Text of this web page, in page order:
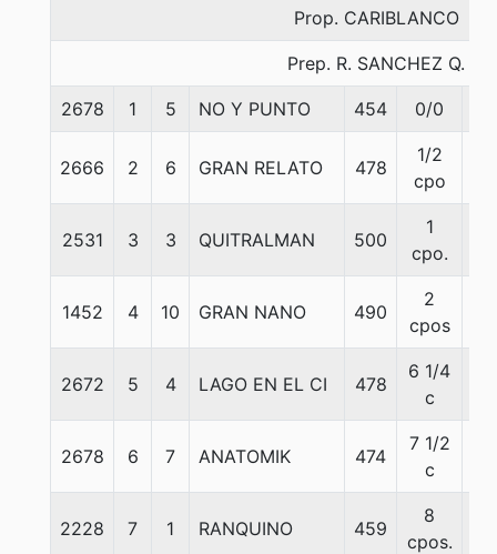
Prop. CARIBLANCO
Prep. R. SANCHEZ Q.
2678 1 5 NO Y PUNTO 454 0/0
2666 2 6 GRAN RELATO 478
1/2
cpo
2531 3 3 QUITRALMAN 500
1
cpo.
1452 4 10 GRAN NANO 490
2
cpos
2672 5 4 LAGO EN EL CI 478
6 1/4
c
2678 6 7 ANATOMIK 474
7 1/2
c
2228 7 1 RANQUINO 459
8
cpos.